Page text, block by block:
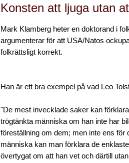
Konsten att ljuga utan
Mark Klamberg heter en doktorand i
argumenterar för att USA/Natos
folkrättsligt korrekt.
Han är ett bra exempel på vad Leo
"De mest invecklade saker kan
trögtänkta människa om han inte har
föreställning om dem; men inte ens för
människa kan man förklara de
övertygat om att han vet och därtill